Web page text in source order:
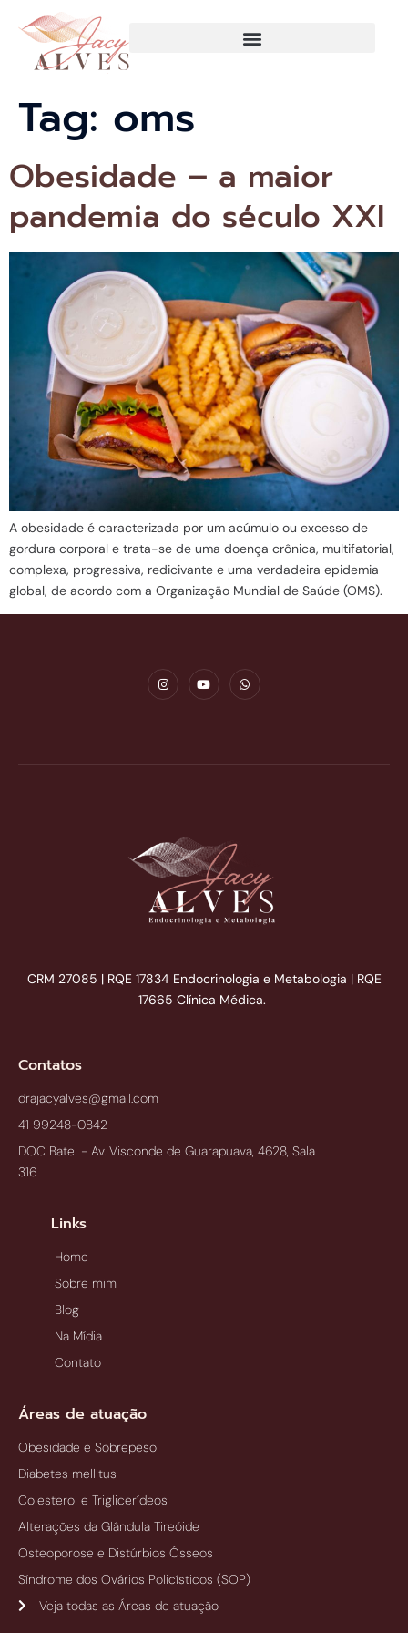
Tag: oms
Obesidade – a maior
pandemia do século XXI
A obesidade é caracterizada por um acúmulo ou excesso de
gordura corporal e trata-se de uma doença crônica, multifatorial,
complexa, progressiva, redicivante e uma verdadeira epidemia
global, de acordo com a Organização Mundial de Saúde (OMS).
CRM 27085 | RQE 17834 Endocrinologia e Metabologia | RQE
17665 Clínica Médica.
Contatos
drajacyalves@gmail.com
41 99248-0842
DOC Batel - Av. Visconde de Guarapuava, 4628, Sala
316
Links
Home
Sobre mim
Blog
Na Mídia
Contato
Áreas de atuação
Obesidade e Sobrepeso
Diabetes mellitus
Colesterol e Triglicerídeos
Alterações da Glândula Tireóide
Osteoporose e Distúrbios Ósseos
Síndrome dos Ovários Policísticos (SOP)
Veja todas as Áreas de atuação